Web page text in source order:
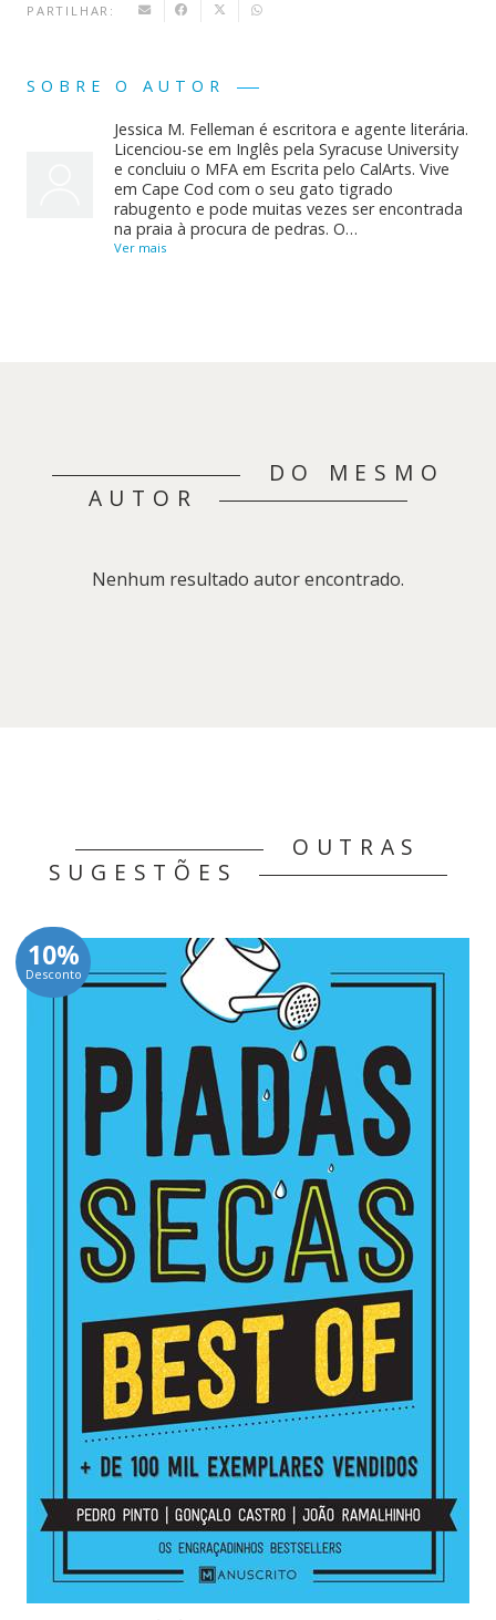
PARTILHAR:
SOBRE O AUTOR
Jessica M. Felleman é escritora e agente literária.
Licenciou-se em Inglês pela Syracuse University
e concluiu o MFA em Escrita pelo CalArts. Vive
em Cape Cod com o seu gato tigrado
rabugento e pode muitas vezes ser encontrada
na praia à procura de pedras. O…
Ver mais
DO MESMO
AUTOR
Nenhum resultado autor encontrado.
OUTRAS
SUGESTÕES
10%
Desconto